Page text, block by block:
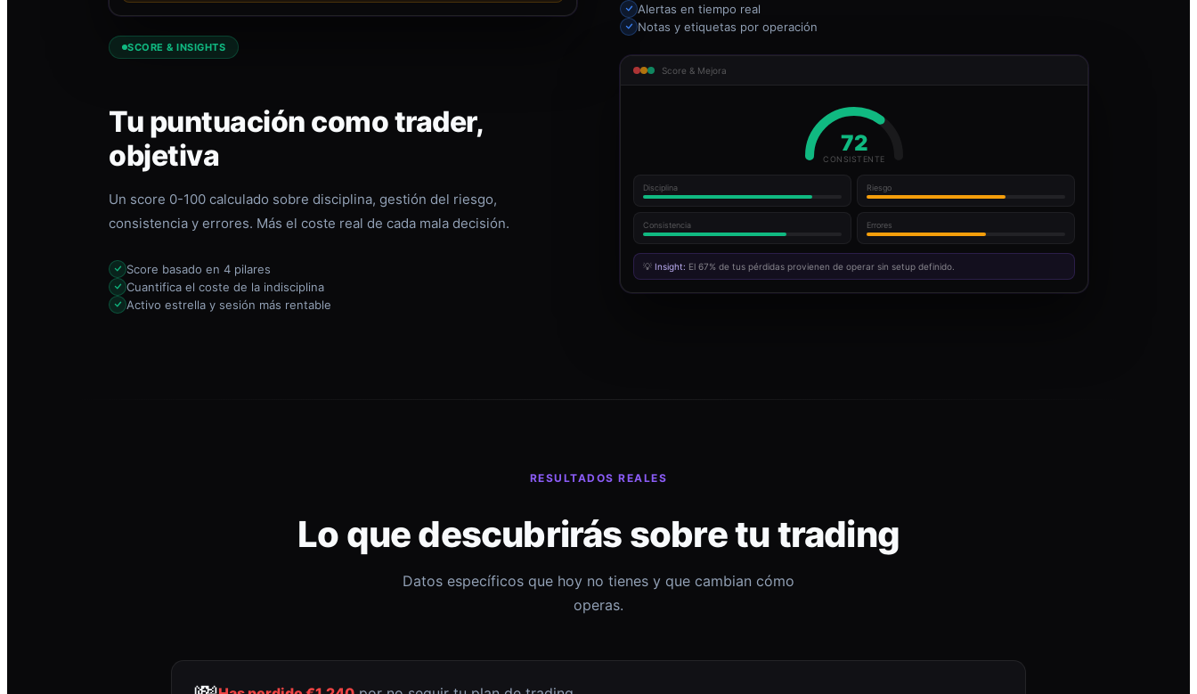
Alertas en tiempo real
Notas y etiquetas por operación
SCORE & INSIGHTS
Tu puntuación como trader,
objetiva
Un score 0-100 calculado sobre disciplina, gestión del riesgo,
consistencia y errores. Más el coste real de cada mala decisión.
Score basado en 4 pilares
Cuantifica el coste de la indisciplina
Activo estrella y sesión más rentable
Score & Mejora
72
CONSISTENTE
Disciplina Riesgo
Consistencia Errores
💡 Insight: El 67% de tus pérdidas provienen de operar sin setup definido.
RESULTADOS REALES
Lo que descubrirás sobre tu trading
Datos específicos que hoy no tienes y que cambian cómo
operas.